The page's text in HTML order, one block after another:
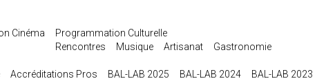
Cinéma
Programmation Culturelle
Rencontres
Musique Artisanat
Gastronomie
Accréditations Pros BAL-LAB 2025 BAL-LAB 2024 BAL-LAB 2023